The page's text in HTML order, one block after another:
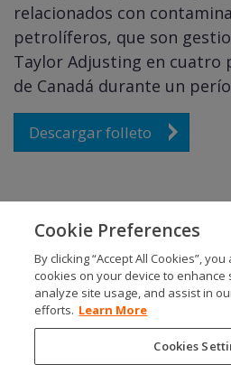
relacionados con
petrolíferos, que son
Taylor Adjusting en cuatro
de Canadá durante un
Descargar folleto
Cookie Preferences
By clicking “Accept All Cookies”,
cookies on your device to enhance
analyze site usage, and assist in
efforts. Learn More
Cookies